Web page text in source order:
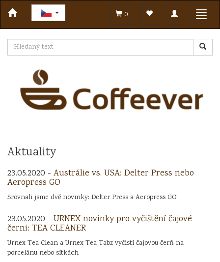
Toggle
navigation
0
Aktuality
23.05.2020 - Austrálie vs. USA: Delter Press nebo
Aeropress GO
Srovnali jsme dvě novinky: Delter Press a Aeropress GO
23.05.2020 - URNEX novinky pro vyčištění čajové
černi: TEA CLEANER
Urnex Tea Clean a Urnex Tea Tabz vyčistí čajovou čerň na
porcelánu nebo sítkách